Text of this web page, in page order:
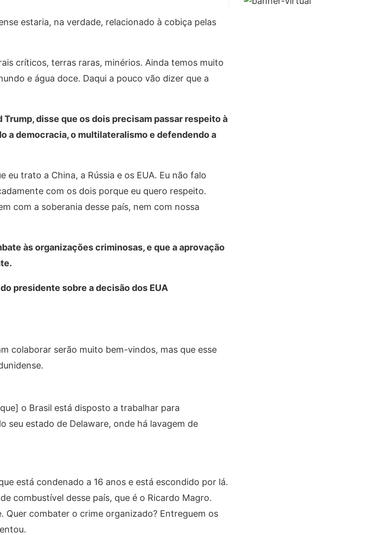
estaria, na verdade, relacionado à cobiça pelas
críticos, terras raras, minérios. Ainda temos muito
e água doce. Daqui a pouco vão dizer que a
disse que os dois precisam passar respeito à
a democracia, o multilateralismo e defendendo a
trato a China, a Rússia e os EUA. Eu não falo
com os dois porque eu quero respeito.
com a soberania desse país, nem com nossa
às organizações criminosas, e que a aprovação
presidente sobre a decisão dos EUA
colaborar serão muito bem-vindos, mas que esse
o Brasil está disposto a trabalhar para
seu estado de Delaware, onde há lavagem de
está condenado a 16 anos e está escondido por lá.
combustível desse país, que é o Ricardo Magro.
Quer combater o crime organizado? Entreguem os